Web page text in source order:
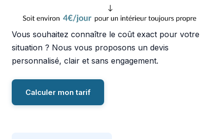
Vous souhaitez connaître le coût exact pour votre
situation ? Nous vous proposons un devis
personnalisé, clair et sans engagement.
Calculer mon tarif